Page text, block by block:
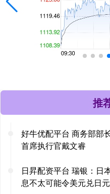
推
好牛优配平台 商务部部
首席执行官戴文睿
日昇配资平台 瑞银：日
息不太可能令美元兑日